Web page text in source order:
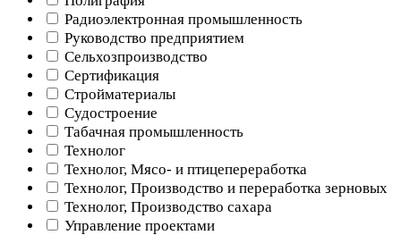
Радиоэлектронная промышленность
Руководство предприятием
Сельхозпроизводство
Сертификация
Стройматериалы
Судостроение
Табачная промышленность
Технолог
Технолог, Мясо- и птицепереработка
Технолог, Производство и переработка зерновых
Технолог, Производство сахара
Управление проектами